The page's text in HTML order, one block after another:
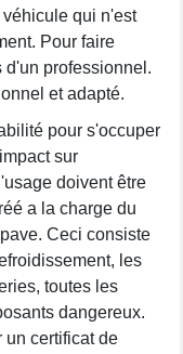
qui n'est
Pour faire
d'un professionnel.
et adapté.
pour s'occuper
sur
doivent être
a la charge du
Ceci consiste
les
toutes les
dangereux.
un certificat de